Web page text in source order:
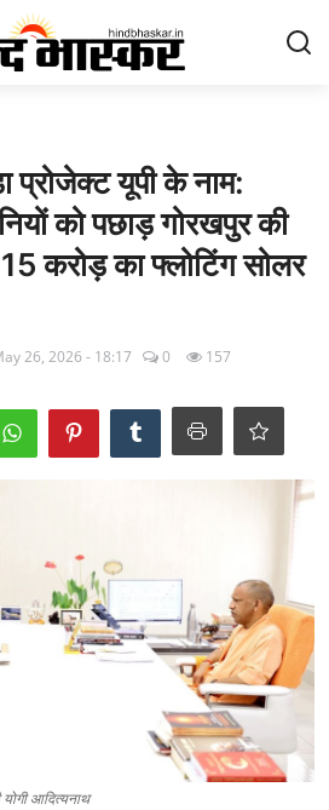
प्रोजेक्ट यूपी के नाम:
को पछाड़ गोरखपुर की
करोड़ का फ्लोटिंग सोलर
26, 2026 - 18:17 0 157
योगी आदित्यनाथ